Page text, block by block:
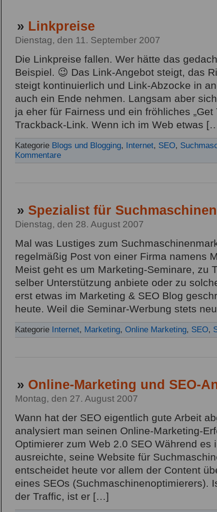
» Linkpreise
Dienstag, den 11. September 2007
Die Linkpreise fallen. Wer hätte das
Beispiel. 😉 Das Link-Angebot steigt, das
steigt kontinuierlich und Link-Abzocke in
auch ein Ende nehmen. Langsam aber
ja eher für Fairness und ein fröhliches „Get
Trackback-Link. Wenn ich im Web etwas
Kategorie Blogs und Blogging, Internet, SEO,
Kommentare
» Spezialist für
Dienstag, den 28. August 2007
Mal was Lustiges zum
regelmäßig Post von einer Firma namens
Meist geht es um Marketing-Seminare, zu
selber Unterstützung anbiete oder zu
erst etwas im Marketing & SEO Blog
heute. Weil die Seminar-Werbung stets
Kategorie Internet, Marketing, Online Marketing, SEO,
» Online-Marketing und SEO-
Montag, den 27. August 2007
Wann hat der SEO eigentlich gute Arbeit
analysiert man seinen Online-Marketing-
Optimierer zum Web 2.0 SEO Während es
ausreichte, seine Website für
entscheidet heute vor allem der Content
eines SEOs (Suchmaschinenoptimierers).
der Traffic, ist er […]